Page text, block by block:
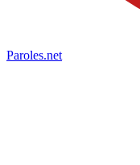
Paroles.net